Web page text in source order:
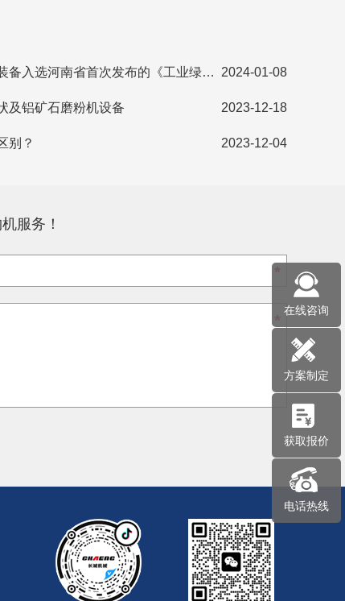
新乡长城钢渣粉磨成套装备入选河南省首次发布的《工业绿色低碳先进工艺技术装备推广应用目录》 2024-01-08
及铝矿石磨粉机设备 2023-12-18
别？ 2023-12-04
服务！
*
*
在线咨询
方案制定
获取报价
电话热线